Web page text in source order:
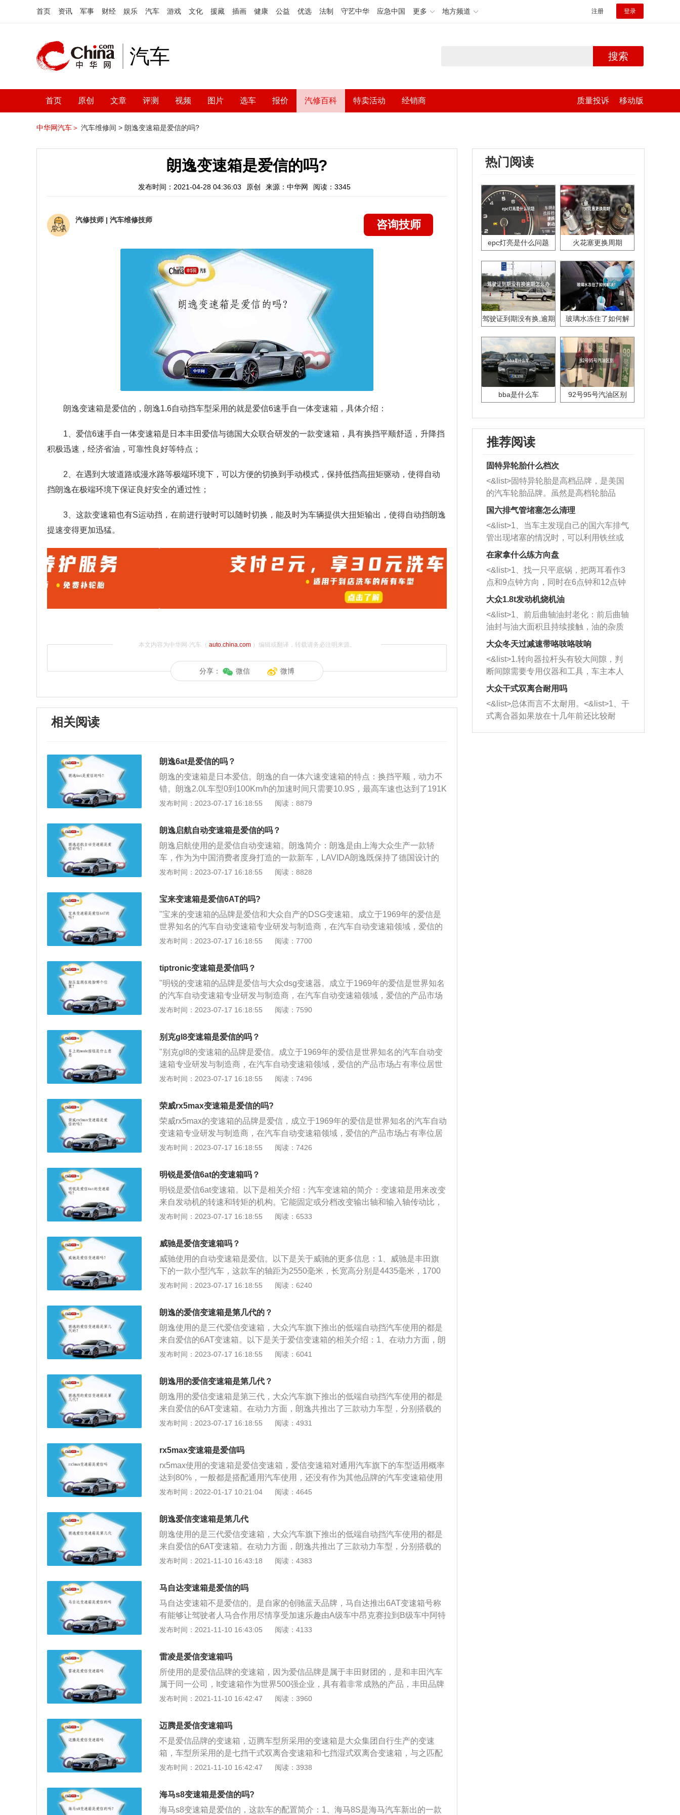
首页 资讯 军事 财经 娱乐 汽车 游戏 文化 援藏 插画 健康 公益 优选 法制 守艺中华 应急中国 更多 地方频道 注册 登录
汽车 搜索
首页 原创 文章 评测 视频 图片 选车 报价 汽修百科 特卖活动 经销商 质量投诉 移动版
中华网汽车＞ 汽车维修间 > 朗逸变速箱是爱信的吗?
朗逸变速箱是爱信的吗?
发布时间：2021-04-28 04:36:03 原创 来源：中华网 阅读：3345
汽修技师 | 汽车维修技师 咨询技师
朗逸变速箱是爱信的，朗逸1.6自动挡车型采用的就是爱信6速手自一体变速箱，具体介绍：
1、爱信6速手自一体变速箱是日本丰田爱信与德国大众联合研发的一款变速箱，具有换挡平顺舒适，升降挡
积极迅速，经济省油，可靠性良好等特点；
2、在遇到大坡道路或漫水路等极端环境下，可以方便的切换到手动模式，保持低挡高扭矩驱动，使得自动
挡朗逸在极端环境下保证良好安全的通过性；
3、这款变速箱也有S运动挡，在前进行驶时可以随时切换，能及时为车辆提供大扭矩输出，使得自动挡朗逸
提速变得更加迅猛。
本文内容为中华网·汽车（ auto.china.com）编辑或翻译，转载请务必注明来源。
分享： 微信 微博
相关阅读
朗逸6at是爱信的吗？
朗逸的变速箱是日本爱信。朗逸的自一体六速变速箱的特点：换挡平顺，动力不
错。朗逸2.0L车型0到100Km/h的加速时间只需要10.9S，最高车速也达到了191K
m/h，在同级车中驱动表现非常出色，油耗还可以。Tiptronic，6的优势：Tiptroni
环保的作用。这款6速Tiptronic手/自动一体变速箱的动态换挡程序可提供D档（标
准型－经济省油）和S档（运动型－动力澎湃）两种不同换档模式。
发布时间：2023-07-17 16:18:55 阅读：8879
朗逸启航自动变速箱是爱信的吗？
朗逸启航使用的是爱信自动变速箱。朗逸简介：朗逸是由上海大众生产一款轿
车，作为为中国消费者度身打造的一款新车，LAVIDA朗逸既保持了德国设计的
优秀品质，又融入了很多体现中国传统文化的审美观念以及站在时代前沿的设计
消费者对于A级车市场的传统印象，从而满足了消费者更为本土化的需求。变速
箱简介：变更转速比和运动方向的装置。用于汽车、拖拉机、船舶、机床和各种
机器上，用来按不同工作条件改变由主动轴传到从动轴上的扭矩、转速和运动方
向。齿轮传动的变速箱一般由箱壳和若干齿轮对组成。
发布时间：2023-07-17 16:18:55 阅读：8828
宝来变速箱是爱信6AT的吗?
"宝来的变速箱的品牌是爱信和大众自产的DSG变速箱。成立于1969年的爱信是
世界知名的汽车自动变速箱专业研发与制造商，在汽车自动变速箱领域，爱信的
产品市场占有率位居世界第一。宝来1.6L变速箱采用爱信6AT手自一体变速箱，
箱产生的目的是为了让自动挡的车更有驾驶乐趣。而1.4T车型搭载的是大众生产
的DSG双离合变速箱。DSG变速器与传统自动变速器有着明显的区别，DSG从
一开始就没有采用扭矩变换器。这款变速器不是在传统概念的自动变速器基础上
生产出来的，设计DSG的工程师们走了一条具有革新性的全新技术之路，巧妙地
把手动变速器的灵活性和传统自动变速器的方便性结合在一起。宝来的变速箱在
箱油会导致变速箱内轴承、壳体等部件的损坏；避免长时间空挡滑行。在驾驶手
动挡车型时，很多“老司机”会采用空挡滑行的操作，但对自动挡车型来说，空挡
滑行会导致自动变速箱过热、再次挂入D挡时会产生一定冲击；切忌在没停稳时
反向挡位，这样对变速箱内齿轮的伤害较高，长时间的话会造成打齿等故障；不
热，或过早升挡导致爬坡无力，这时可以用手动模式限定低速档位或用运动模式
来保护变速箱；不能长距离拖车。当自动挡车辆发生故障时，应使用板式拖车，
在车辆处于N挡时移动至托板上，而不能使用拖车绳等，用车辆直接拖拽。"
发布时间：2023-07-17 16:18:55 阅读：7700
tiptronic变速箱是爱信吗？
"明锐的变速箱的品牌是爱信与大众dsg变速器。成立于1969年的爱信是世界知名
的汽车自动变速箱专业研发与制造商，在汽车自动变速箱领域，爱信的产品市场
占有率位居世界第一。明锐1.6L手自一体车型采用的是爱信6速手自一体变速箱，
箱产生的目的是为了让自动挡的车更有驾驶乐趣。明锐1.4T车型采用的是大众的
7速DSG干式双离合器，DSG变速器与传统自动变速器有着明显的区别，DSG从
一开始就没有采用扭矩变换器。这款变速器不是在传统概念的自动变速器基础上
生产出来的，设计DSG的工程师们走了一条具有革新性的全新技术之路，巧妙地
把手动变速器的灵活性和传统自动变速器的方便性结合在一起。的变速箱在日常
会导致变速箱内轴承、壳体等部件的损坏；避免长时间空挡滑行。在驾驶手动挡
车型时，很多“老司机”会采用空挡滑行的操作，但对自动挡车型来说，空挡滑行
会导致自动变速箱过热、再次挂入D挡时会产生一定冲击；切忌在没停稳时挂入
挡位，这样对变速箱内齿轮的伤害较高，长时间的话会造成打齿等故障；不要频
或过早升挡导致爬坡无力，这时可以用手动模式限定低速档位或用运动模式来保
护变速箱；不能长距离拖车。当自动挡车辆发生故障时，应使用板式拖车，在车
辆处于N挡时移动至托板上，而不能使用拖车绳等，用车辆直接拖拽。"
发布时间：2023-07-17 16:18:55 阅读：7590
别克gl8变速箱是爱信的吗？
"别克gl8的变速箱的品牌是爱信。成立于1969年的爱信是世界知名的汽车自动变
速箱专业研发与制造商，在汽车自动变速箱领域，爱信的产品市场占有率位居世
界第一。别克gl8采用爱信6AT手自一体变速箱。手自一体其实就是传统的AT或者
车更有驾驶乐趣。别克gl8的变速箱在日常使用中，要注意以下几点：不可长时间
不更换变速箱油。长时间不更换变速箱油会导致变速箱内轴承、壳体等部件的损
坏；避免长时间空挡滑行。在驾驶手动挡车型时，很多“老司机”会采用空挡滑行
的操作，但对自动挡车型来说，空挡滑行会导致自动变速箱过热、再次挂入D挡
时会产生一定冲击；切忌在没停稳时挂入D/R挡。很多司机为了体现自己“流畅”的
高，长时间的话会造成打齿等故障；不要频繁D挡爬陡坡。在面对一些陡坡路段
时，自动挡车辆往往会因为高负荷而过热，或过早升挡导致爬坡无力，这时可以
用手动模式限定低速档位或用运动模式来保护变速箱；不能长距离拖车。当自动
使用拖车绳等，用车辆直接拖拽。"
发布时间：2023-07-17 16:18:55 阅读：7496
荣威rx5max变速箱是爱信的吗?
荣威rx5max的变速箱的品牌是爱信，成立于1969年的爱信是世界知名的汽车自动
变速箱专业研发与制造商，在汽车自动变速箱领域，爱信的产品市场占有率位居
世界第一。荣威rx5max的变速箱使用了8档自动变速箱和6档自动变速箱，自动变
纵系统组成，通过液力传递和齿轮组合的方式来达到变速变矩。自动变速器的汽
车，能根据路面状况自动变速变矩，驾驶者可以全神贯地注视路面交通而不会被
换档搞得手忙脚乱。荣威rx5max的变速箱在日常使用中，要注意以下几点：不可
长时间不更换变速箱油。长时间不更换变速箱油会导致变速箱内轴承、壳体等部
件的损坏；避免长时间空挡滑行。在驾驶手动挡车型时，很多“老司机”会采用空
入D挡时会产生一定冲击；切忌在没停稳时挂入D/R挡。很多司机为了体现自
己“流畅”的操作，会在车辆没有停稳时直接挂入反向挡位，这样对变速箱内齿轮
的伤害较高，长时间的话会造成打齿等故障；不要频繁D挡爬陡坡。在面对一些
这时可以用手动模式限定低速档位或用运动模式来保护变速箱；不能长距离拖
上，而不能使用拖车绳等，用车辆直接拖拽。
发布时间：2023-07-17 16:18:55 阅读：7426
明锐是爱信6at的变速箱吗？
明锐是爱信6at变速箱。以下是相关介绍：汽车变速箱的简介：变速箱是用来改变
来自发动机的转速和转矩的机构。它能固定或分档改变输出轴和输入轴传动比，
它分为手动、自动两种，手动变速箱主要由齿轮和轴组成，通过不同的齿轮组合
纵系统组成。变速箱的养护：汽车变速箱保养要经常检查自动变速箱油液位是否
正常。注意变速箱机油的更换日期。
发布时间：2023-07-17 16:18:55 阅读：6533
威驰是爱信变速箱吗？
威驰使用的自动变速箱是爱信。以下是关于威驰的更多信息：1、威驰是丰田旗
下的一款小型汽车，这款车的轴距为2550毫米，长宽高分别是4435毫米，1700
毫米，1490毫米。2、威驰一共使用了两款发动机，一款是1.3升自然吸气发动
8牛米的最大扭矩，这款发动机的最大功率转速为6000转每分钟，最大扭矩转速
为4200转每分钟，这款发动机搭载了多点电喷技术，并且使用了铝合金缸盖缸
体，与这款发动机匹配的是5速手动变速箱或cvt变速箱。4、1.3升自然吸气发动
机拥有99马力和123牛米的最大扭矩，这款发动机的最大功率转速为6000转每分
钟，最大扭矩转速为4200转每分钟，这款发动机搭载了多点电喷技术，并且使用
变速箱是一种结构比较简单的自动变速箱，这种变速箱的内部只有两个锥轮和一
个钢片链条，cvt变速箱的钢片链条是可以在锥轮上移动的，这样变速箱就可以变
速变扭，cvt变速箱的换挡平顺性是比较好，并且可靠性耐用性也比较好。
发布时间：2023-07-17 16:18:55 阅读：6240
朗逸的爱信变速箱是第几代的？
朗逸使用的是三代爱信变速箱，大众汽车旗下推出的低端自动挡汽车使用的都是
来自爱信的6AT变速箱。以下是关于爱信变速箱的相关介绍：1、在动力方面，朗
逸共推出了三款动力车型，分别搭载的是1.5L、1.2T和1.4T发动机。其中，1.5L
的是双离合变速箱。2、爱信生产的变速箱是世界上主流的变速箱之一，它生产
的变速箱占了世界变速箱的一半，有很多国内的自主汽车品牌使用的都是这种类
型的变速箱。第三代6AT的技术十分先进，因为变速箱的输出功率和平稳性能非
常好，所以一些豪华汽车也都在使用这款变速箱。3、自动变速箱是以行星齿轮
系来改变传动比，在驾驶汽车的过程中可以达到自动变速箱的目的，相对于手动
发布时间：2023-07-17 16:18:55 阅读：6041
朗逸用的爱信变速箱是第几代？
朗逸用的爱信变速箱是第三代，大众汽车旗下推出的低端自动挡汽车使用的都是
来自爱信的6AT变速箱。在动力方面，朗逸共推出了三款动力车型，分别搭载的
是1.5L、1.2T和1.4T发动机。1.5L自动挡车型匹配的就是来自爱信的6AT自动变
比，在驾驶汽车的过程中可以达到自动变速箱的目的，相对于手动变速箱来说更
加便利。朗逸的车身尺寸长宽高分别是4541毫米、1806毫米、1488毫米，轴距
是2688毫米。
发布时间：2023-07-17 16:18:55 阅读：4931
rx5max变速箱是爱信吗
rx5max使用的变速箱是爱信变速箱，爱信变速箱对通用汽车旗下的车型适用概率
达到80%，一般都是搭配通用汽车使用，还没有作为其他品牌的汽车变速箱使用
过。汽车的变速箱是汽车非常重要的部件，通过改变汽车运行过程中的传动比过
一种是自动变速箱。自动变速箱是从手动变速箱发展而来的，对汽车的操控更加
方便，通过使用变速箱，使汽车在行驶过程中不改变发动机旋转方向，依旧可以
使汽车倒退行驶，可以更好的适应各种行驶条件。手动变速箱就是常说的手动挡
汽车，是通过用手拨动变速杆，改变变速器内的齿轮位置达到变速目的的。
发布时间：2022-01-17 10:21:04 阅读：4645
朗逸爱信变速箱是第几代
朗逸使用的是三代爱信变速箱，大众汽车旗下推出的低端自动挡汽车使用的都是
来自爱信的6AT变速箱。在动力方面，朗逸共推出了三款动力车型，分别搭载的
是1.5L、1.2T和1.4T发动机，其中，1.5L自动挡车型匹配的就是来自爱信的六速T
这台6AT变速箱，是日本丰田爱信和德国大众联合开发的，这台变速线换挡平
顺、可靠性高，有着非常不错的燃油经济性。爱信生产的变速箱是世界上主流的
变速箱之一，它生产的变速箱占了世界变速箱的一半，有很多国内的自主汽车品
牌使用的都是这种类型的变速箱。第三代6AT的技术十分先进，因为变速箱的输
出功率和平稳性能非常好，所以一些豪华汽车也都在使用这款变速箱。自动变速
的，相对于手动变速箱来说更加便利。
发布时间：2021-11-10 16:43:18 阅读：4383
马自达变速箱是爱信的吗
马自达变速箱不是爱信的。是自家的创驰蓝天品牌，马自达推出6AT变速箱号称
有能够让驾驶者人马合作用尽情享受加速乐趣由A级车中昂克赛拉到B级车中阿特
兹甚至中型SUVCX-8都有非常错操控感。马自达6AT变速箱在马自达厂商内部代
达6AT变速箱结构采用两套辛普森式行星齿轮组成传动方案，配合一个制动器两
个离合器形成个自由行星机构，通过拆联形式实现6个前进档。马自达6AT变速箱
在整体结构布局上，跟丰田纵置6AT的A761E变速箱有颇相似之处。马自达在设
计变速箱过程中，除对变速箱硬件基础精益求精之外，在变速箱TCU自动变速箱
控制单元，调教也是马自达所擅长的。马自达在调教这款变速箱过程中，除考虑
加入TCM自学习功能，使马自达变速箱能够贯彻人马合一的理念，通过自学习模
块收集驾驶者驾驶习惯，操控数据等等。使变速箱能够优化改变变速箱换挡逻
辑，使变速箱升降档能够贴驾驶者驾驶习惯，让消费者享受到驾驶所带来乐趣。
发布时间：2021-11-10 16:43:05 阅读：4133
雷凌是爱信变速箱吗
所使用的是爱信品牌的变速箱，因为爱信品牌是属于丰田财团的，是和丰田汽车
属于同一公司，It变速箱作为世界500强企业，具有着非常成熟的产品，丰田品牌
也不需要再使用其他品牌的变速箱。广汽丰田雷凌车型目前使用的是1.2T涡轮增
箱，机动车辆的能源类型分别是有汽油版本和油电混合版本，机动车辆的整车质
保是三年或者是10万公里，质保的时候是以先到的一个数值为准，车辆的车身结
构是一款4门5座的三厢车型。
发布时间：2021-11-10 16:42:47 阅读：3960
迈腾是爱信变速箱吗
不是爱信品牌的变速箱，迈腾车型所采用的变速箱是大众集团自行生产的变速
箱，车型所采用的是七挡干式双离合变速箱和七挡湿式双离合变速箱，与之匹配
的是1.4升的涡轮增压发动机和2.0升涡轮增压发动机。一汽大众品牌旗下的迈腾
度是4865毫米，宽度是1832毫米，高度是1471毫米，轴距是2871毫米，机动车
辆的车身结构是一款4门5座的三厢车型，车辆的油箱容积是66升，机动车辆的行
发布时间：2021-11-10 16:42:47 阅读：3938
海马s8变速箱是爱信的吗?
海马s8变速箱是爱信的，这款车的配置简介：1、海马8S是海马汽车新出的一款
热门阅读
epc灯亮是什么问题 火花塞更换周期
驾驶证到期没有换,逾期
玻璃水冻住了如何解
bba是什么车 92号95号汽油区别
推荐阅读
固特异轮胎什么档次
<&list>固特异轮胎是高档品牌，是美国
的汽车轮胎品牌。虽然是高档轮胎品
牌，但是中高低端的轮胎都有生产，这
也是为了更好的开拓市场。
国六排气管堵塞怎么清理
<&list>1、当车主发现自己的国六车排气
管出现堵塞的情况时，可以利用铁丝或
者是细棍，直接将杂物给取出来，如果
堵塞情况比较严重，也可以采取应急措
施。 <&list>2、直接利用木棍将所有的
杂物推到排气管里面的位置处，然后将
三元催化器拆解开，就可以将堵塞的东
西取出来。但如果是因为积碳过多引起
的堵塞，就需要将三元催化器泡在草酸
洗剂对堵塞的情况得到解决，将清洗剂
放在燃油箱中，与燃油混合后，车辆启
动时，就可以和汽油一起进入到燃烧
室，最后形成废气排出，就可以让三元
催化器得到清洗，排气管堵塞的情况就
能够得到解决。
在家拿什么练方向盘
<&list>1、找一只平底锅，把两耳看作3
点和9点钟方向，同时在6点钟和12点钟
方向做一个标记。 <&list>2、双手握住
一圈半的练习，往右同样也要打相同的
圈数。 <&list>3、最后强调要反复练
习，这样就可以形成肌肉记忆，在真实
驾驶车辆时，不需要记忆也能打好方
向。
大众1.8t发动机烧机油
<&list>1、前后曲轴油封老化：前后曲轴
油封与油大面积且持续接触，油的杂质
和发动机内持续温度变化使其密封效果
逐渐减弱，导致渗油或漏油。<&list>2、
活塞间隙过大：积碳会使活塞环与缸体
的间隙扩大，导致机油流入燃烧室中，
造成烧机油。<&list>3、机油粘度。使用
机油粘度过小的话，同样会有烧机油现
象，机油粘度过小具有很好的流动性，
大众冬天过减速带咯吱咯吱响
<&list>1.转向器拉杆头有较大间隙，判
断间隙需要专用仪器和工具，车主本人
无法制作，需要将车辆送到修理厂或4s
店；<&list>2.车辆半轴套管防尘罩破
裂，破裂后会出现漏油现象，使半轴磨
损严重，磨损的半轴容易损坏，产生异
响；<&list>3.稳定器的转向胶套和球头
大众干式双离合耐用吗
<&list>总体而言不太耐用。<&list>1、干
式离合器如果放在十几年前还比较耐